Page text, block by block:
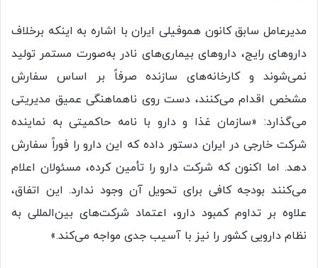
مدیرعامل سابق کانون هموفیلی ایران با اشاره به اینکه برخلاف
داروهای رایج، داروهای بیماری‌های نادر به‌صورت مستمر تولید
نمی‌شوند و کارخانه‌های سازنده صرفاً بر اساس سفارش
مشخص اقدام می‌کنند، دست روی ناهماهنگی عمیق مدیریتی
می‌گذارد: «سازمان غذا و دارو با نامه حاکمیتی به نماینده
شرکت خارجی در ایران دستور داده که این دارو را فوراً سفارش
دهد. اما اکنون که شرکت دارو را تأمین کرده، مسئولان اعلام
می‌کنند بودجه کافی برای تحویل آن وجود ندارد. این اتفاق،
علاوه بر تداوم کمبود دارو، اعتماد شرکت‌های بین‌المللی به
نظام دارویی کشور را نیز با آسیب جدی مواجه می‌کند.»